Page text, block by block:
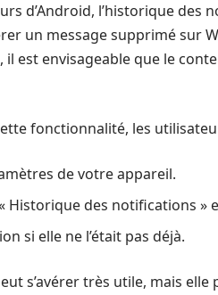
d’Android, l’historique
un message supprimé sur
il est envisageable que le
fonctionnalité, les
de votre appareil.
Historique des notifications »
si elle ne l’était pas déjà.
s’avérer très utile, mais